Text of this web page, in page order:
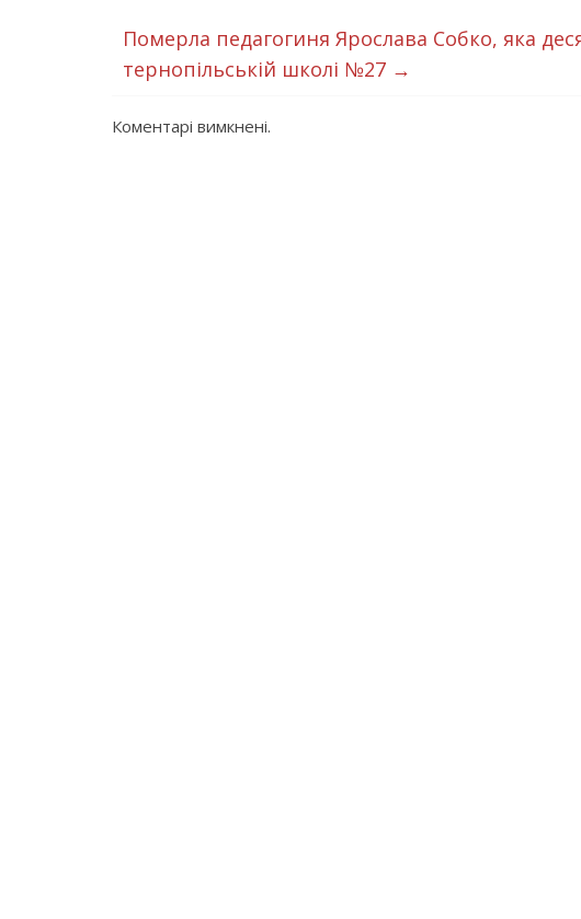
Померла педагогиня Ярослава Собко, яка
тернопільській школі №27 →
Коментарі вимкнені.